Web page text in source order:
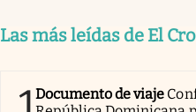
Las más leídas de El
Documento de viaje